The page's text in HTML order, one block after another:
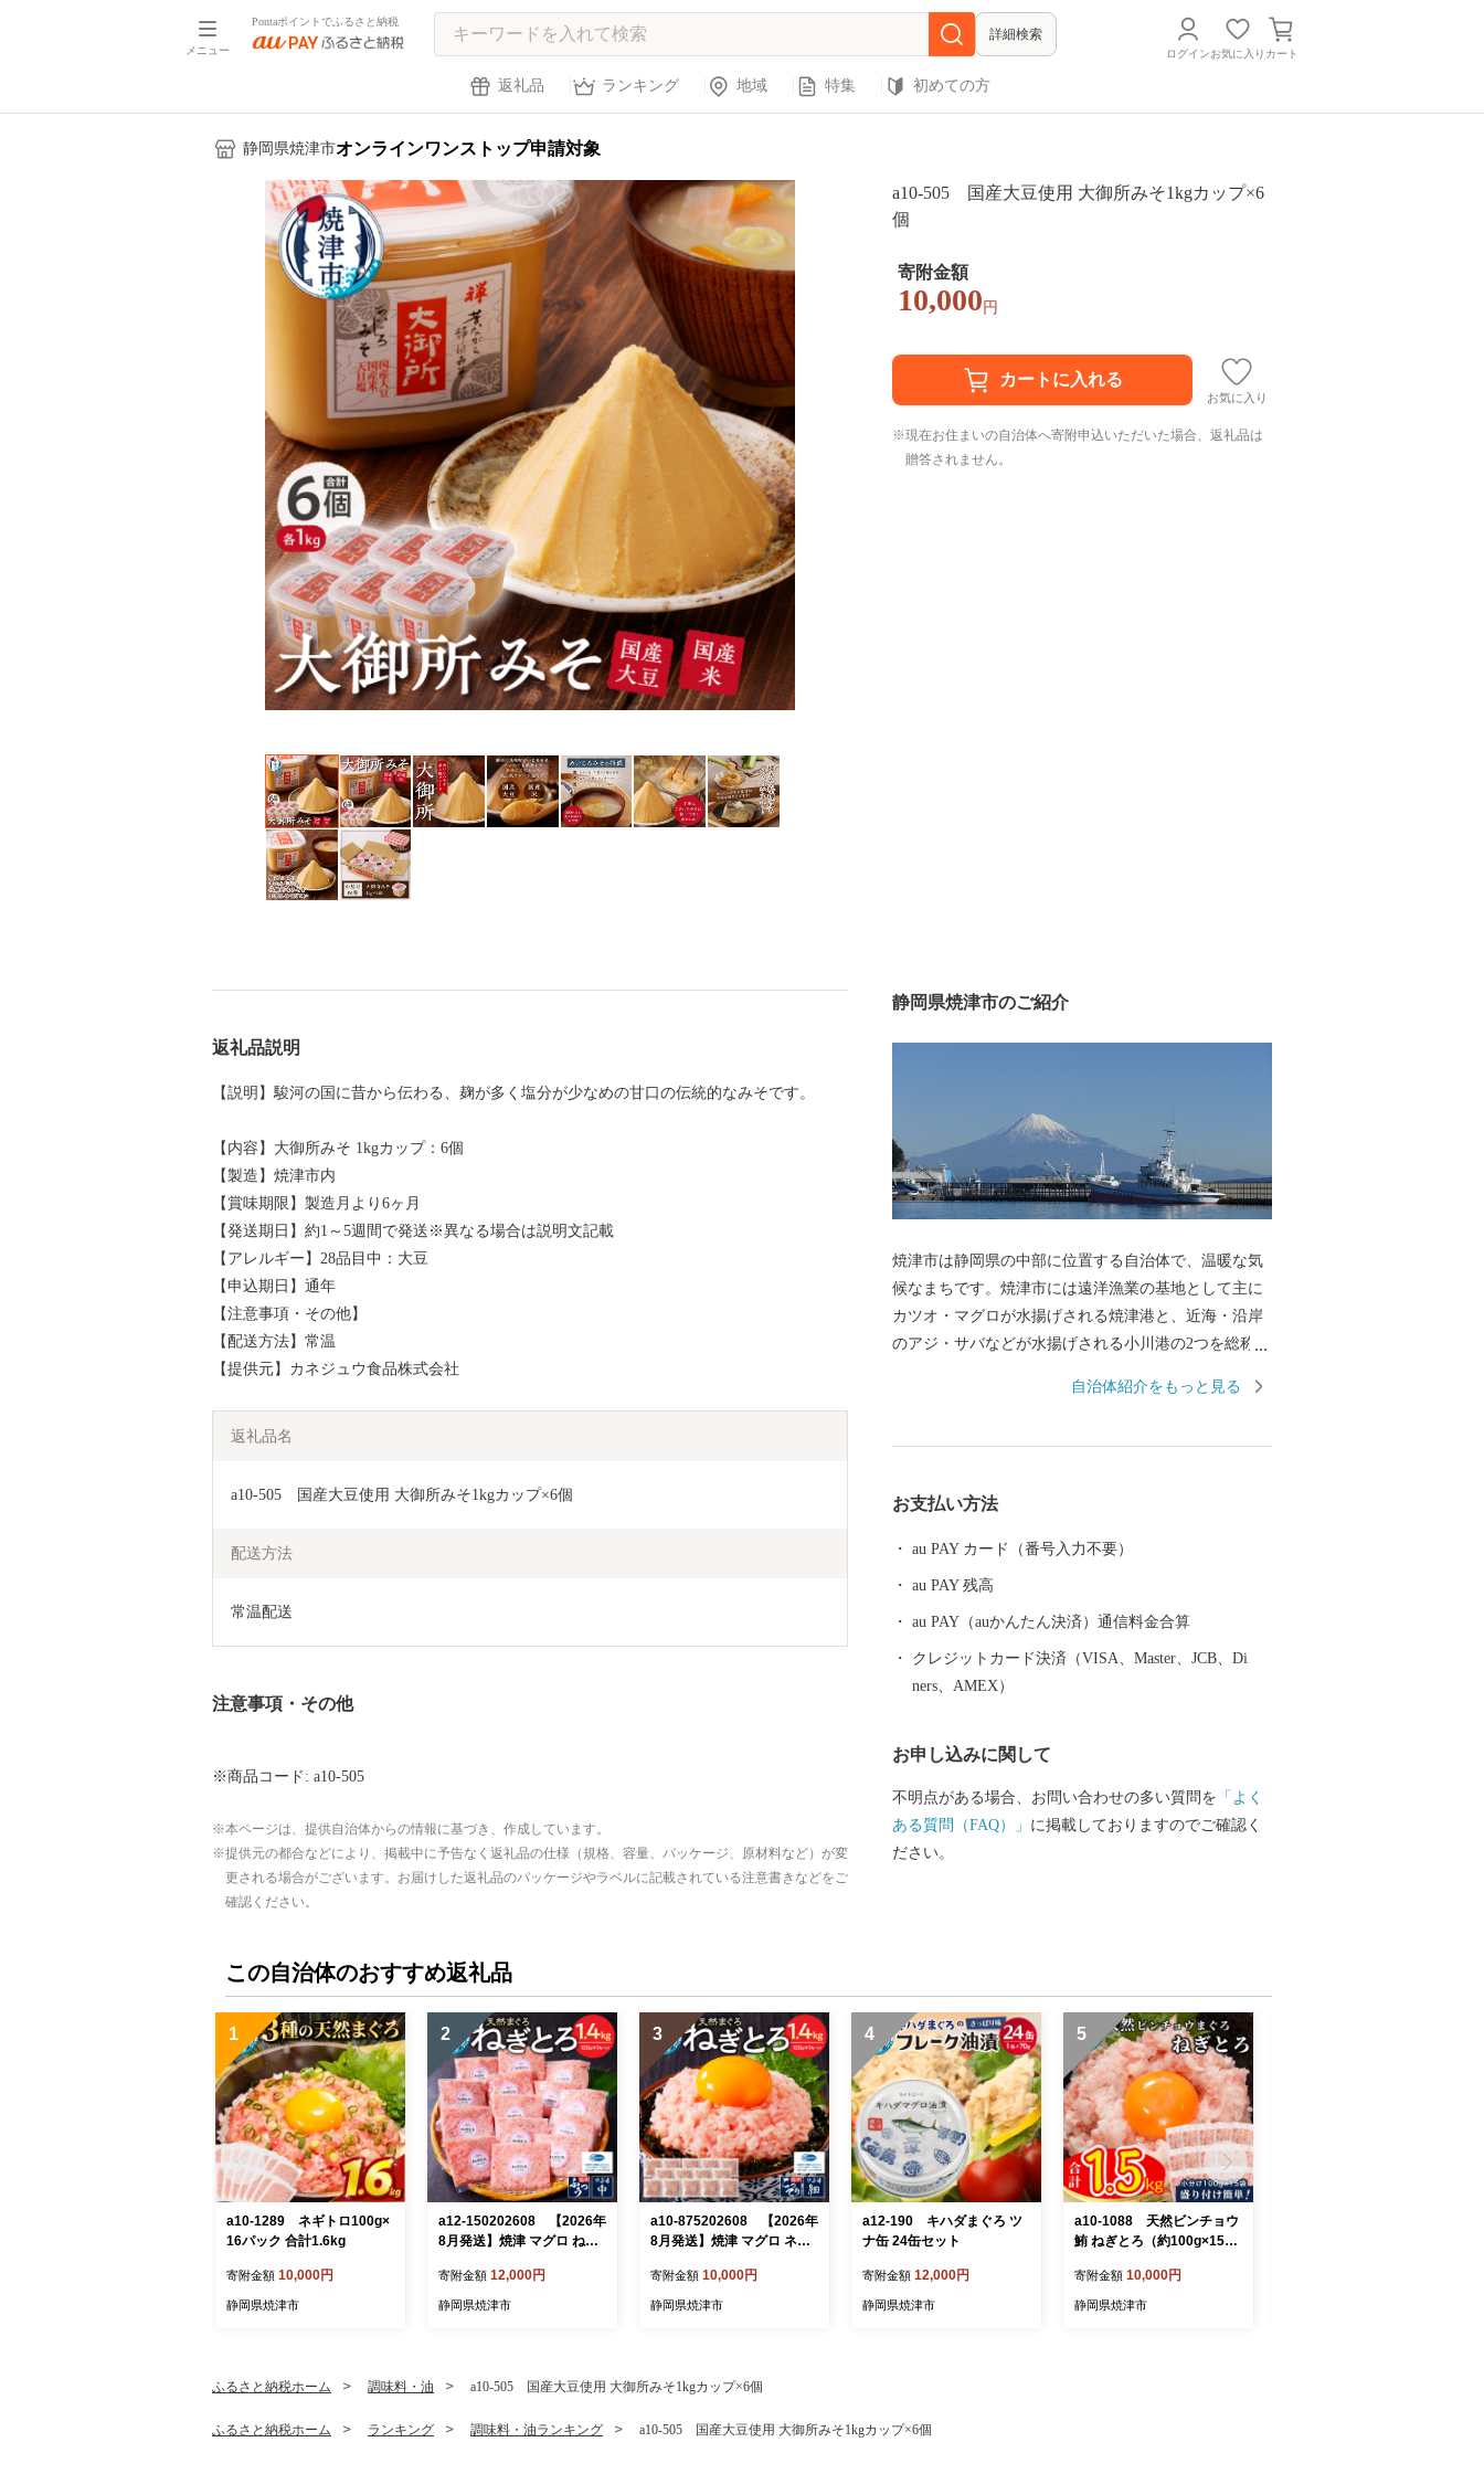
メニュー
Pontaポイントでふるさと納税
詳細検索
ログインお気に入り カート
返礼品 ランキング 地域 特集 初めての方
静岡県焼津市オンラインワンストップ申請対象
a10-505 国産大豆使用 大御所みそ1kgカップ×6
個
寄附金額
10,000 円
お気に入り
現在お住まいの自治体へ寄附申込いただいた場合、返礼品は
贈答されません。
返礼品説明
【説明】駿河の国に昔から伝わる、麹が多く塩分が少なめの甘口の伝統的なみそです。
【内容】大御所みそ 1kgカップ：6個
【製造】焼津市内
【賞味期限】製造月より6ヶ月
【発送期日】約1～5週間で発送※異なる場合は説明文記載
【アレルギー】28品目中：大豆
【申込期日】通年
【注意事項・その他】
【配送方法】常温
【提供元】カネジュウ食品株式会社
返礼品名
a10-505　国産大豆使用 大御所みそ1kgカップ×6個
配送方法
常温配送
注意事項・その他
※商品コード: a10-505
本ページは、提供自治体からの情報に基づき、作成しています。
提供元の都合などにより、掲載中に予告なく返礼品の仕様（規格、容量、パッケージ、原材料など）が変
更される場合がございます。お届けした返礼品のパッケージやラベルに記載されている注意書きなどをご
確認ください。
静岡県焼津市のご紹介
焼津市は静岡県の中部に位置する自治体で、温暖な気
候なまちです。焼津市には遠洋漁業の基地として主に
カツオ・マグロが水揚げされる焼津港と、近海・沿岸
のアジ・サバなどが水揚げされる小川港の2つを総称し
ラエビが水揚げされる大井川港があります。そのた
かな水など自然条件に恵まれ、米やいちご、茶、みか
自治体紹介をもっと見る
お支払い方法
au PAY カード（番号入力不要）
au PAY 残高
au PAY（auかんたん決済）通信料金合算
クレジットカード決済（VISA、Master、JCB、Di
ners、AMEX）
お申し込みに関して
不明点がある場合、お問い合わせの多い質問を 「よく
ある質問（FAQ）」 に掲載しておりますのでご確認く
ださい。
この自治体のおすすめ返礼品
1
a10-1289 ネギトロ100g×
16パック 合計1.6kg
寄附金額 10,000円
静岡県焼津市
2
a12-150202608 【2026年
8月発送】焼津 マグロ ねぎ
寄附金額 12,000円
静岡県焼津市
3
a10-875202608 【2026年
8月発送】焼津 マグロ ネギ
寄附金額 10,000円
静岡県焼津市
4
a12-190 キハダまぐろ ツ
ナ缶 24缶セット
寄附金額 12,000円
静岡県焼津市
5
a10-1088 天然ビンチョウ
鮪 ねぎとろ（約100g×15
寄附金額 10,000円
静岡県焼津市
ふるさと納税ホーム 調味料・油 a10-505 国産大豆使用 大御所みそ1kgカップ×6個
ふるさと納税ホーム ランキング 調味料・油ランキング a10-505 国産大豆使用 大御所みそ1kgカップ×6個